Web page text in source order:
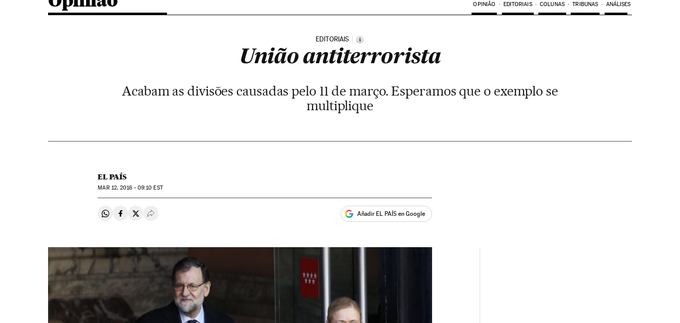
OPINIÃO EDITORIAIS COLUNAS TRIBUNAS ANÁLISES
EDITORIAIS i
União antiterrorista
Acabam as divisões causadas pelo 11 de março. Esperamos que o exemplo se
multiplique
EL PAÍS
MAR12, 2016 - 09:10 EST
Compartir en Whatsapp
Compartir en Facebook
Compartir en Twitter
Desplegar Redes Sociales Añadir EL PAÍS en Google